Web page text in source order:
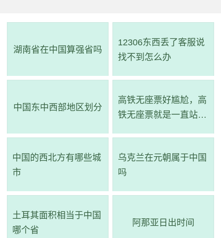
湖南省在中国算强省吗
12306东西丢了客服说
找不到怎么办
中国东中西部地区划分
高铁无座票好尴尬，高
铁无座票就是一直站着
中国的西北方有哪些城
市
乌克兰在元朝属于中国
吗
土耳其面积相当于中国
哪个省
阿那亚日出时间